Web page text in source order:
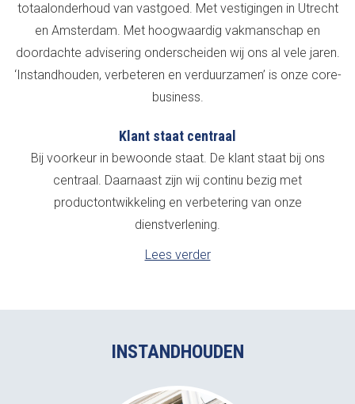
totaalonderhoud van vastgoed. Met vestigingen in Utrecht
en Amsterdam. Met hoogwaardig vakmanschap en
doordachte advisering onderscheiden wij ons al vele jaren.
‘Instandhouden, verbeteren en verduurzamen’ is onze core-
business.
Klant staat centraal
Bij voorkeur in bewoonde staat. De klant staat bij ons
centraal. Daarnaast zijn wij continu bezig met
productontwikkeling en verbetering van onze
dienstverlening.
Lees verder
INSTANDHOUDEN